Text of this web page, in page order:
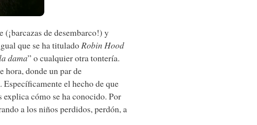
de desembarco!) y
que se ha tituladoRobin Hood
dama” o cualquier otra tontería.
hora, donde un par de
el hecho de que
cómo se ha conocido. Por
a los niños perdidos, perdón, a